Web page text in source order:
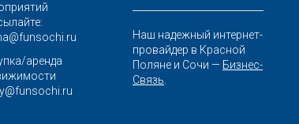
аренда
Наш надежный интернет-
провайдер в Красной
Поляне и Сочи — Бизнес-
Связь